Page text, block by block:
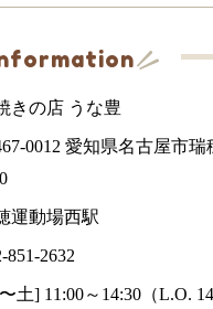
きの店 うな豊
0012 愛知県名古屋市瑞
運動場西駅
851-2632
土] 11:00～14:30（L.O.